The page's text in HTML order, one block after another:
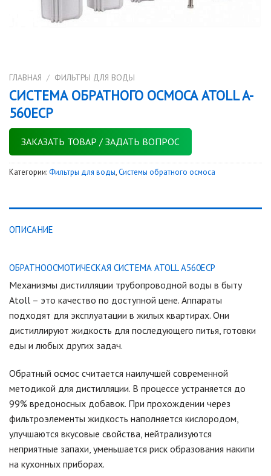
ГЛАВНАЯ / ФИЛЬТРЫ ДЛЯ ВОДЫ
СИСТЕМА ОБРАТНОГО ОСМОСА ATOLL A-
560ECP
ЗАКАЗАТЬ ТОВАР / ЗАДАТЬ ВОПРОС
Категории: Фильтры для воды,Системы обратного осмоса
ОПИСАНИЕ
ОБРАТНООСМОТИЧЕСКАЯ СИСТЕМА ATOLL A560ECP
Механизмы дистилляции трубопроводной воды в быту
Atoll – это качество по доступной цене. Аппараты
подходят для эксплуатации в жилых квартирах. Они
дистиллируют жидкость для последующего питья, готовки
еды и любых других задач.
Обратный осмос считается наилучшей современной
методикой для дистилляции. В процессе устраняется до
99% вредоносных добавок. При прохождении через
фильтроэлементы жидкость наполняется кислородом,
улучшаются вкусовые свойства, нейтрализуются
неприятные запахи, уменьшается риск образования накипи
на кухонных приборах.